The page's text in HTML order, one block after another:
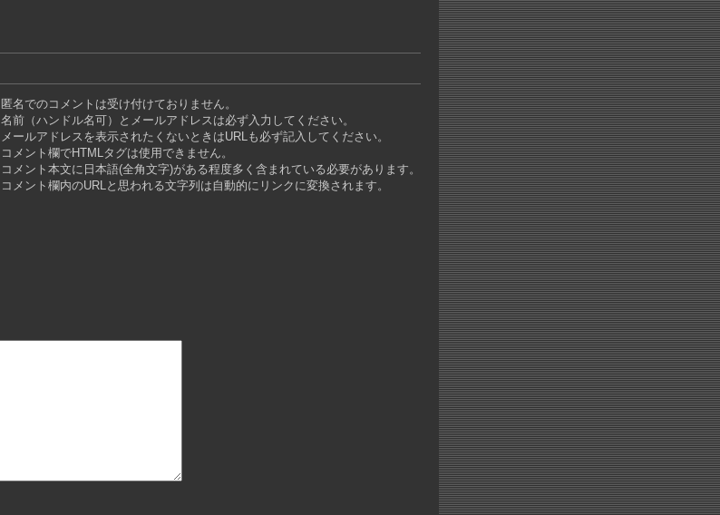
匿名でのコメントは受け付けておりません。
名前（ハンドル名可）とメールアドレスは必ず入力してください。
メールアドレスを表示されたくないときはURLも必ず記入してください。
コメント欄でHTMLタグは使用できません。
コメント本文に日本語(全角文字)がある程度多く含まれている必要があります。
コメント欄内のURLと思われる文字列は自動的にリンクに変換されます。